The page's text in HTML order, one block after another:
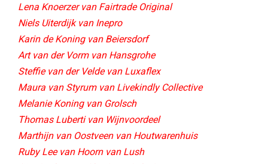
Lena Knoerzer van Fairtrade Original
Niels Uiterdijk van Inepro
Karin de Koning van Beiersdorf
Art van der Vorm van Hansgrohe
Steffie van der Velde van Luxaflex
Maura van Styrum van Livekindly Collective​
Melanie Koning van Grolsch
Thomas Luberti van Wijnvoordeel
Marthijn van Oostveen van Houtwarenhuis
Ruby Lee van Hoorn van Lush